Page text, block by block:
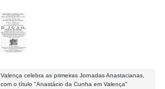
Valença celebra as primeiras Jornadas Anastacianas,
com o título "Anastácio da Cunha em Valença"